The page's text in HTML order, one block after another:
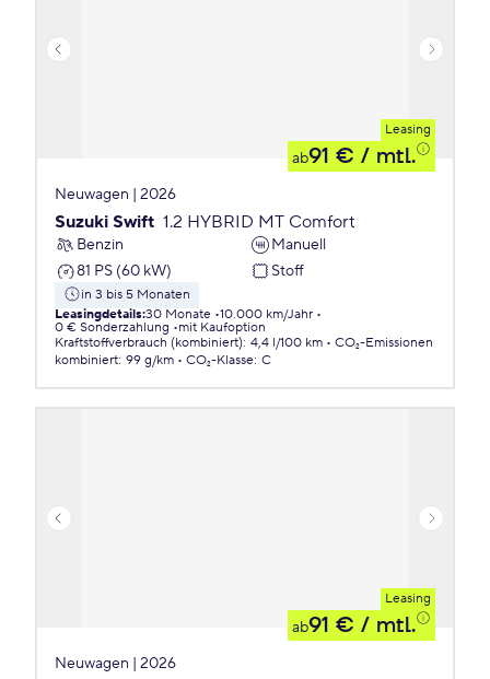
Leasing
ab91 € / mtl.
Neuwagen | 2026
Suzuki Swift 1.2 HYBRID MT Comfort
Benzin
Manuell
81 PS (60 kW)
Stoff
in 3 bis 5 Monaten
Leasingdetails:30 Monate 10.000 km/Jahr
0 € Sonderzahlung
mit Kaufoption
Kraftstoffverbrauch (kombiniert): 4,4 l/100 km
CO₂-Emissionen
kombiniert: 99 g/km CO₂-Klasse: C
Leasing
ab91 € / mtl.
Neuwagen | 2026